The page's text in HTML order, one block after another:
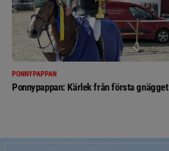
PONNYPAPPAN
Ponnypappan: Kärlek från första gnägget